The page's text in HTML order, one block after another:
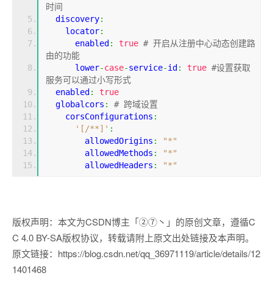
时间
  discovery
:
    locator
:
      enabled
: true # 开启从注册中心动态创建路
由的功能
      lower
-case-service-id : true #设置获取
服务可以通过小写形式
  enabled
:
true
  globalcors
:
# 跨域设置
    corsConfigurations
:
'[/**]' :
        allowedOrigins
:
"*"
        allowedMethods
:
"*"
        allowedHeaders
: "*"
版权声明：本文为CSDN博主「②⑦丶」的原创文章，遵循C
C 4.0 BY-SA版权协议，转载请附上原文出处链接及本声明。
原文链接：https://blog.csdn.net/qq_36971119/article/details/12
1401468